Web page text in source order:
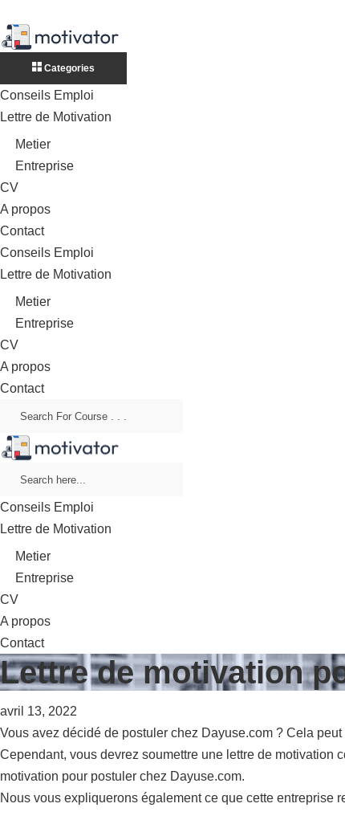
Categories
Conseils Emploi
Lettre de Motivation
Metier
Entreprise
CV
A propos
Contact
Conseils Emploi
Lettre de Motivation
Metier
Entreprise
CV
A propos
Contact
Conseils Emploi
Lettre de Motivation
Metier
Entreprise
CV
A propos
Contact
Lettre de motivation
avril 13, 2022
Vous avez décidé de postuler chez Dayuse.com ? Cela
Cependant, vous devrez soumettre une lettre de
motivation pour postuler chez Dayuse.com.
Nous vous expliquerons également ce que cette entreprise